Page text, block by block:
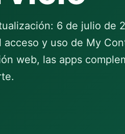
6 de julio de
acceso y uso de My
web, las apps